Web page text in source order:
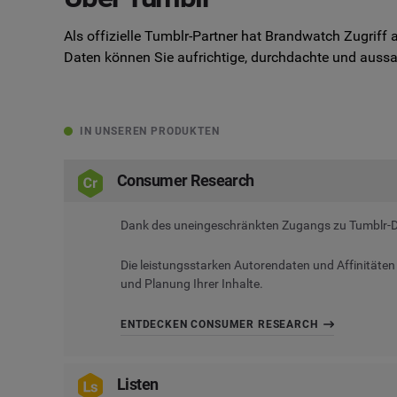
Als offizielle Tumblr-Partner hat Brandwatch Zugriff
Daten können Sie aufrichtige, durchdachte und
IN UNSEREN PRODUKTEN
Consumer Research
Dank des uneingeschränkten Zugangs zu
Die leistungsstarken Autorendaten und Affinitäten
und Planung Ihrer Inhalte.
ENTDECKEN CONSUMER RESEARCH
Listen